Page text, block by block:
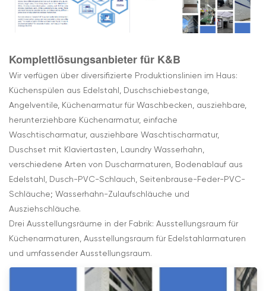
Komplettlösungsanbieter für K&B
Wir verfügen über diversifizierte Produktionslinien im Haus:
Küchenspülen aus Edelstahl, Duschschiebestange,
Angelventile, Küchenarmatur für Waschbecken, ausziehbare,
herunterziehbare Küchenarmatur, einfache
Waschtischarmatur, ausziehbare Waschtischarmatur,
Duschset mit Klaviertasten, Laundry Wasserhahn,
verschiedene Arten von Duscharmaturen, Bodenablauf aus
Edelstahl, Dusch-PVC-Schlauch, Seitenbrause-Feder-PVC-
Schläuche; Wasserhahn-Zulaufschläuche und
Ausziehschläuche.
Drei Ausstellungsräume in der Fabrik: Ausstellungsraum für
Küchenarmaturen, Ausstellungsraum für Edelstahlarmaturen
und umfassender Ausstellungsraum.